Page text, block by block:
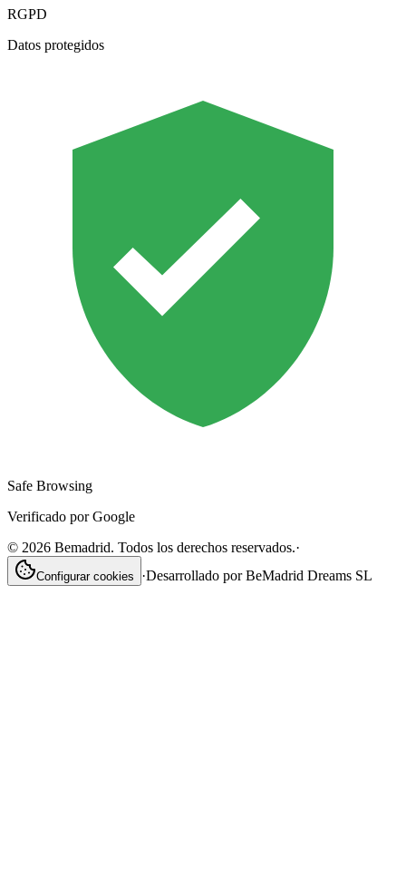
RGPD
Datos protegidos
Safe Browsing
Verificado por Google
© 2026 Bemadrid. Todos los derechos reservados.·
Configurar cookies ·Desarrollado por BeMadrid Dreams SL